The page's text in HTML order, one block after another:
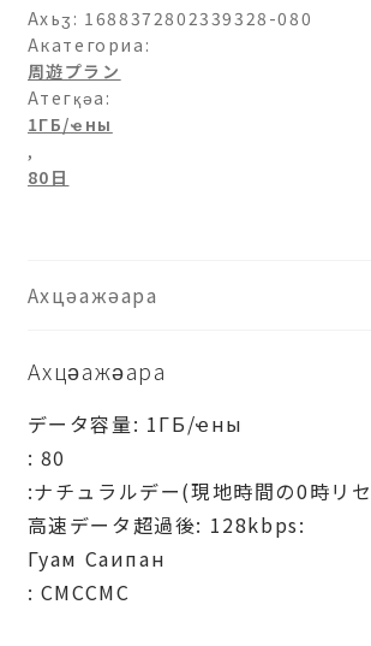
イ
パ
ン-1ГБ/
日-80
日
ашәагаа
Ахьӡ: 1688372802339328-080
Акатегориа:
周遊プラン
Атегқәа:
1ГБ/ҽны
,
80日
Ахцәажәара
Ахцәажәара
データ容量: 1ГБ/ҽны
: 80
:ナチュラルデー(現地時間の0時リ
高速データ超過後: 128kbps:
Гуам Саипан
: СМССМС